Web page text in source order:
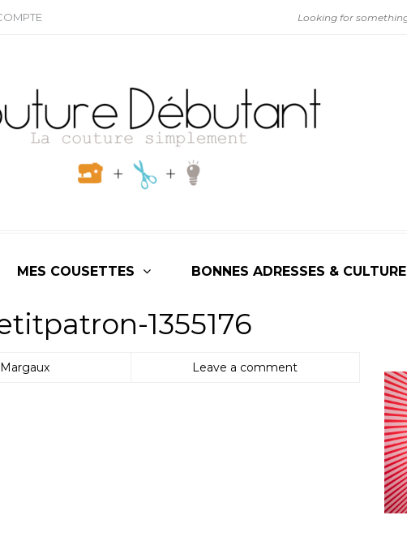
MES COUSETTES BONNES ADRESSES & CULTURE
1355176
Leave a comment